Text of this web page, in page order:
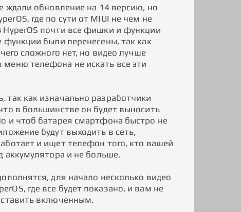
ждали обновление на 14 версию, но
где по сути от MIUI не чем не
HyperOS почти все фишки и функции
функции были перенесены, так как
сложного нет, но видео лучше
телефона не искать все эти
так как изначально разработчики
в большинстве он будет выносить
и чтоб батарея смартфона быстро не
будут выходить в сеть,
и ищет телефон того, кто вашей
аккумулятора и не больше.
для начало несколько видео
где все будет показано, и вам не
включенным.